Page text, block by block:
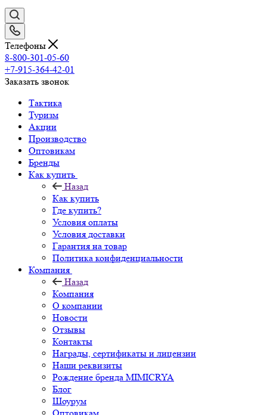
Телефоны
8-800-301-05-60
+7-915-364-42-01
Заказать звонок
Тактика
Туризм
Акции
Производство
Оптовикам
Бренды
Как купить
Назад
Как купить
Где купить?
Условия оплаты
Условия доставки
Гарантия на товар
Политика конфиденциальности
Компания
Назад
Компания
О компании
Новости
Отзывы
Контакты
Награды, сертификаты и лицензии
Наши реквизиты
Рождение бренда MIMICRYA
Блог
Шоурум